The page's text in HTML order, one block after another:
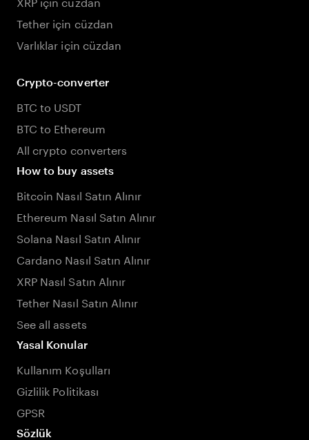
Tether için cüzdan
Varlıklar için cüzdan
Crypto-converter
BTC to USDT
BTC to Ethereum
All crypto converters
How to buy assets
Bitcoin Nasıl Satın Alınır
Ethereum Nasıl Satın Alınır
Solana Nasıl Satın Alınır
Cardano Nasıl Satın Alınır
XRP Nasıl Satın Alınır
Tether Nasıl Satın Alınır
See all assets
Yasal Konular
Kullanım Koşulları
Gizlilik Politikası
GPSR
Sözlük